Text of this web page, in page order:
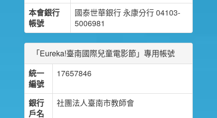
本會銀行
帳號
國泰世華銀行 永康分行 04103-
5006981
「Eureka!臺南國際兒童電影節」專用帳號
統一
編號
17657846
銀行
戶名
社團法人臺南市教師會